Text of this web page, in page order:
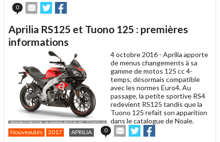
0
Envoyer
cet
un
ami
Partager
sur sur
Aprilia RS125 et Tuono 125 : premières
informations
4 octobre 2016 - Aprilia apporte
de menus changements à sa
gamme de motos 125 cc 4-
temps, désormais compatible
avec les normes Euro4. Au
passage, la petite sportive RS4
redevient RS125 tandis que la
Tuono 125 refait son apparition
dans le catalogue de Noale.
Nouveautés 2017 APRILIA 0
Envoyer
cet
Partager
sur sur